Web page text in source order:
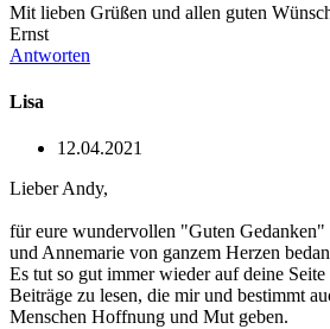
Mit lieben Grüßen und allen guten
Ernst
Antworten
Lisa
12.04.2021
Lieber Andy,
für eure wundervollen "Guten
und Annemarie von ganzem Herzen
Es tut so gut immer wieder auf deine
Beiträge zu lesen, die mir und bestimmt
Menschen Hoffnung und Mut geben.